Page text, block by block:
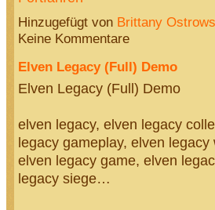
Hinzugefügt von Brittany
Keine Kommentare
Elven Legacy (Full) Demo
Elven Legacy (Full) Demo
elven legacy, elven legacy
legacy gameplay, elven
elven legacy game, elven
legacy siege…